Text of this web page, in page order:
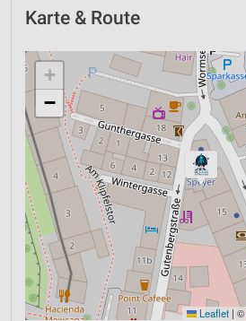
Karte & Route
+
−
Leaflet | ©